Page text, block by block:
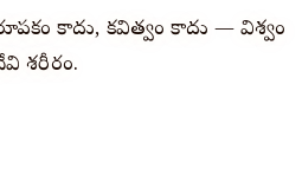
కాదు, కవిత్వం కాదు — విశ్వం
శరీరం.